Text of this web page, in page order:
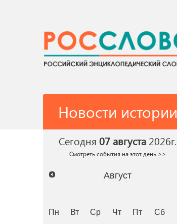
Новости истории
Сегодня 07 августа 2026г.
Смотреть события на этот день >>
Август
Пн Вт Ср Чт Пт Сб